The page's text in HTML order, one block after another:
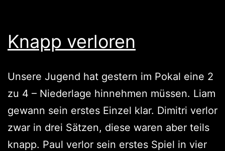
Knapp verloren
Unsere Jugend hat gestern im Pokal eine 2
zu 4 – Niederlage hinnehmen müssen. Liam
gewann sein erstes Einzel klar. Dimitri verlor
zwar in drei Sätzen, diese waren aber teils
knapp. Paul verlor sein erstes Spiel in vier